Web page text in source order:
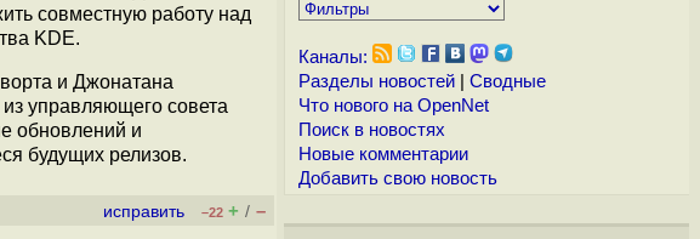
совместную работу над
KDE.
и Джонатана
управляющего совета
обновлений и
будущих релизов.
исправить –22 + / –
Каналы:
Разделы новостей| Сводные
Что нового на OpenNet
Поиск в новостях
Новые комментарии
Добавить свою новость